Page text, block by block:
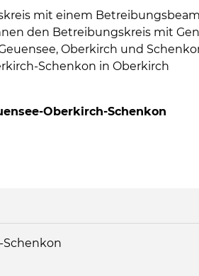
mit einem
den Betreibungskreis mit
Oberkirch und
Schenkon in Oberkirch
Oberkirch-Schenkon
Schenkon